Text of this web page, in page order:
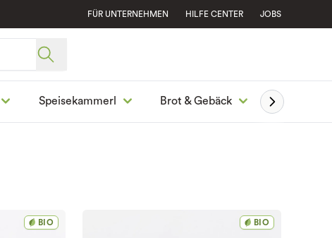
FÜR UNTERNEHMEN HILFE CENTER JOBS
Speisekammerl Brot & Gebäck
BIO BIO